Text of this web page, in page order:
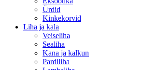
Ürdid
Kinkekorvid
Liha ja kala
Veiseliha
Sealiha
Kana ja kalkun
Pardiliha